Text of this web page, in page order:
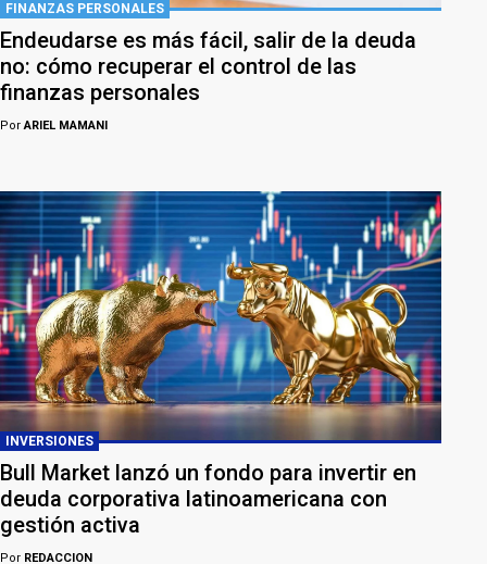
FINANZAS PERSONALES
Endeudarse es más fácil, salir de la deuda
no: cómo recuperar el control de las
finanzas personales
PorARIEL MAMANI
INVERSIONES
Bull Market lanzó un fondo para invertir en
deuda corporativa latinoamericana con
gestión activa
Por REDACCION